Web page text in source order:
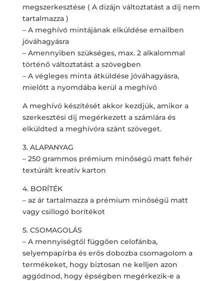
megszerkesztése ( A dizájn változtatást a díj nem
tartalmazza )
– A meghívó mintájának elküldése emailben
jóváhagyásra
– Amennyiben szükséges, max. 2 alkalommal
történő változtatást a szövegben
– A végleges minta átküldése jóváhagyásra,
mielőtt a nyomdába kerül a meghívó
A meghívó készítését akkor kezdjük, amikor a
szerkesztési díj megérkezett a számlára és
elküldted a meghívóra szánt szöveget.
3. ALAPANYAG
– 250 grammos prémium minőségű matt fehér
textúrált kreatív karton
4. BORÍTÉK
– az ár tartalmazza a prémium minőségű matt
vagy csillogó borítékot
5. CSOMAGOLÁS
– A mennyiségtől függően celofánba,
selyempapírba és erős dobozba csomagolom a
termékeket, hogy biztosan ne kelljen azon
aggódnod, hogy épségben megérkezik-e a